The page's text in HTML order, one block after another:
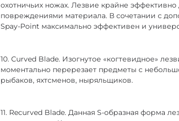
охотничьих ножах. Лезвие крайне
повреждениями материала. В сочетании с
Spay-Point максимально эффективен и
10. Curved Blade. Изогнутое «когтевидное»
моментально перерезает предметы с
рыбаков, яхтсменов, ныряльщиков.
11. Recurved Blade. Данная S-образная форма